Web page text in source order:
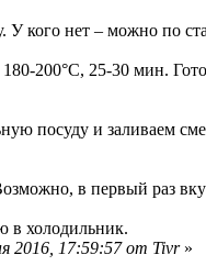
кого нет – можно по
200°С, 25-30 мин.
посуду и заливаем
в первый раз
в холодильник.
2016, 17:59:57 от Tivr»